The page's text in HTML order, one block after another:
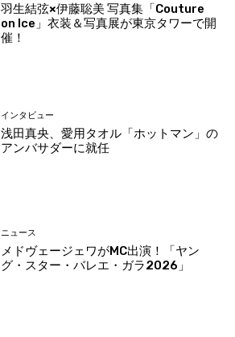
羽生結弦×伊藤聡美 写真集「Couture
on Ice」衣装＆写真展が東京タワーで開
催！
インタビュー
浅田真央、愛用タオル「ホットマン」の
アンバサダーに就任
ニュース
メドヴェージェワがMC出演！「ヤン
グ・スター・バレエ・ガラ2026」